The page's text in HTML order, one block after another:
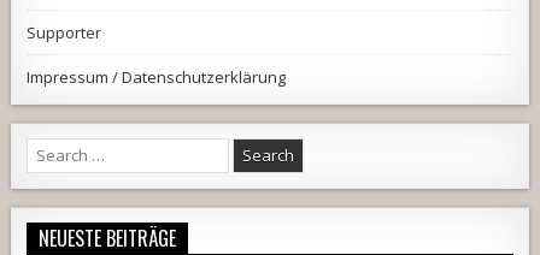
Supporter
Impressum / Datenschutzerklärung
Search
for:
NEUESTE BEITRÄGE